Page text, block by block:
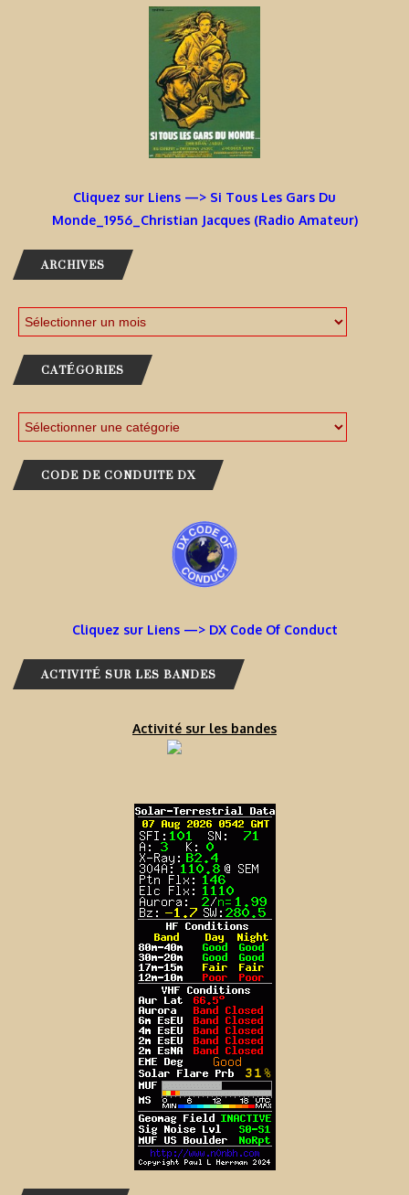
Cliquez sur Liens —> Si Tous Les Gars Du
Monde_1956_Christian Jacques (Radio Amateur)
ARCHIVES
CATÉGORIES
CODE DE CONDUITE DX
Cliquez sur Liens —> DX Code Of Conduct
ACTIVITÉ SUR LES BANDES
Activité sur les bandes